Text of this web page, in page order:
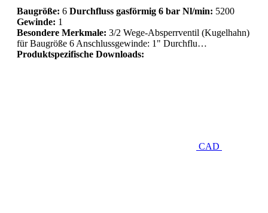
Baugröße: 6 Durchfluss gasförmig 6 bar Nl/min: 5200
Gewinde: 1
Besondere Merkmale: 3/2 Wege-Absperrventil (Kugelhahn)
für Baugröße 6 Anschlussgewinde: 1" Durchflu…
Produktspezifische Downloads:
CAD